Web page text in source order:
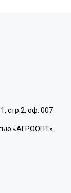
стр.2, оф. 007
«АГРООПТ»